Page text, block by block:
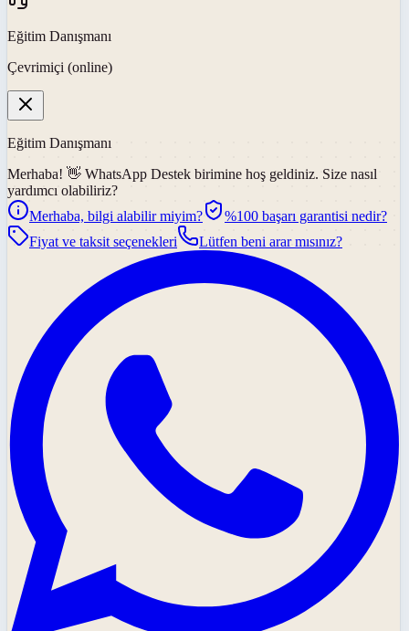
Eğitim Danışmanı
Çevrimiçi (online)
Eğitim Danışmanı
Merhaba! 👋 WhatsApp Destek birimine hoş geldiniz. Size nasıl
yardımcı olabiliriz?
Merhaba, bilgi alabilir miyim?
%100 başarı garantisi nedir?
Fiyat ve taksit seçenekleri
Lütfen beni arar mısınız?